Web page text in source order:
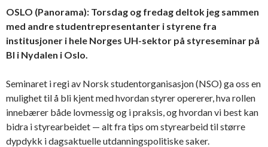
OSLO (Panorama): Torsdag og fredag deltok jeg sammen
med andre studentrepresentanter i styrene fra
institusjoner i hele Norges UH-sektor på styreseminar på
BI i Nydalen i Oslo.
Seminaret i regi av Norsk studentorganisasjon (NSO) ga oss en
mulighet til å bli kjent med hvordan styrer opererer, hva rollen
innebærer både lovmessig og i praksis, og hvordan vi best kan
bidra i styrearbeidet — alt fra tips om styrearbeid til større
dypdykk i dagsaktuelle utdanningspolitiske saker.